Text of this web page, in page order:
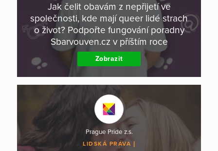
Jak čelit obavám z nepřijetí ve
společnosti, kde mají queer lidé strach
o život? Podpořte fungování poradny
Sbarvouven.cz v příštím roce
Zobrazit
Prague Pride z.s.
LIDSKÁ PRÁVA